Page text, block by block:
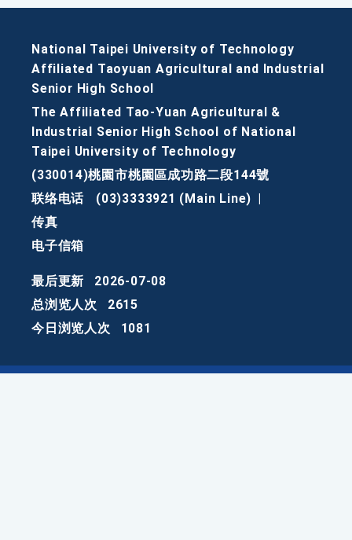
National Taipei University of Technology
Affiliated Taoyuan Agricultural and Industrial
Senior High School
The Affiliated Tao-Yuan Agricultural &
Industrial Senior High School of National
Taipei University of Technology
(330014)桃園市桃園區成功路二段144號
联络电话
(03)3333921 (Main Line)
传真
电子信箱
最后更新
2026-07-08
总浏览人次
2615
今日浏览人次
1081